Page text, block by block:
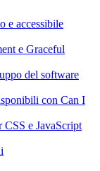
e accessibile
e Graceful
del software
con Can I
CSS e JavaScript